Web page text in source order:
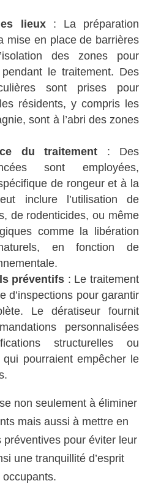
lieux: La préparation
mise en place de barrières
des zones pour
pendant le traitement. Des
sont prises pour
résidents, y compris les
sont à l’abri des zones
du traitement : Des
sont employées,
de rongeur et à la
inclure l’utilisation de
de rodenticides, ou même
comme la libération
en fonction de
préventifs : Le traitement
d’inspections pour garantir
Le dératiseur fournit
personnalisées
structurelles ou
qui pourraient empêcher le
non seulement à éliminer
mais aussi à mettre en
préventives pour éviter leur
une tranquillité d’esprit